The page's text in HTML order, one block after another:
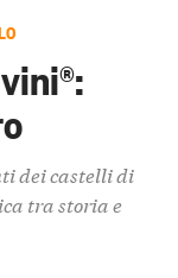
dei castelli di
tra storia e